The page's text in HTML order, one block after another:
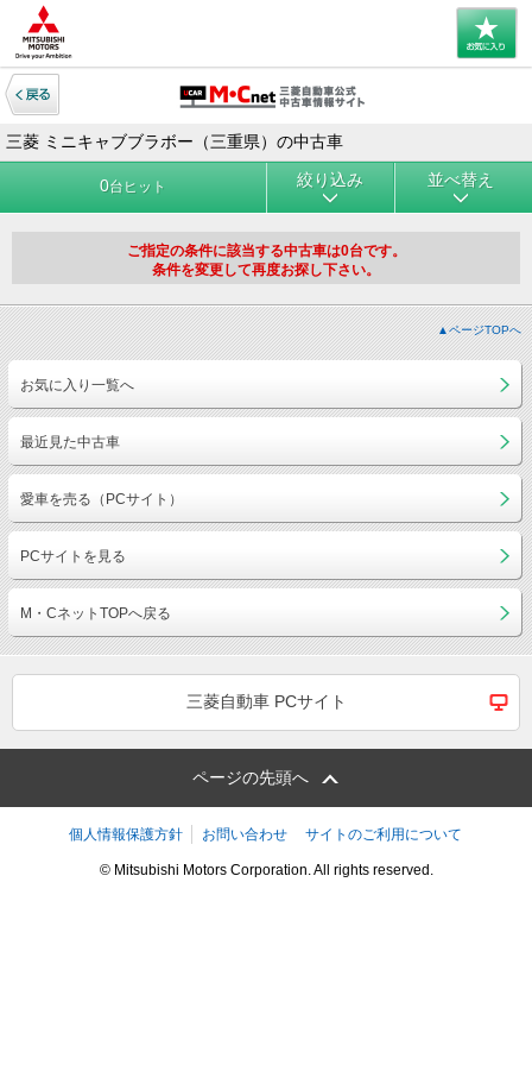
三菱 ミニキャブブラボー（三重県）の中古車
0台ヒット 絞り込み 並べ替え
ご指定の条件に該当する中古車は0台です。
条件を変更して再度お探し下さい。
▲ページTOPへ
お気に入り一覧へ
最近見た中古車
愛車を売る（PCサイト）
PCサイトを見る
M・CネットTOPへ戻る
三菱自動車 PCサイト
ページの先頭へ
個人情報保護方針 お問い合わせ サイトのご利用について
© Mitsubishi Motors Corporation. All rights reserved.